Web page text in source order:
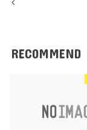
RECOMMEND